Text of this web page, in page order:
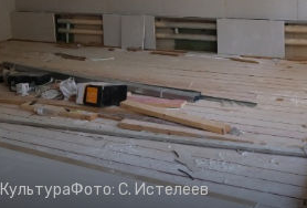
КультураФото: С. Истелеев